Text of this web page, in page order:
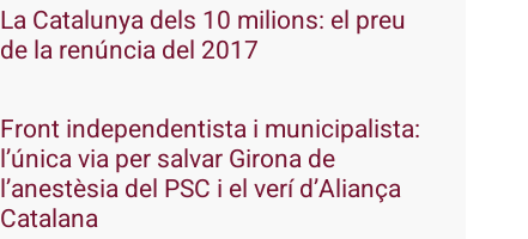
La Catalunya dels 10 milions: el preu
de la renúncia del 2017
Front independentista i municipalista:
l’única via per salvar Girona de
l’anestèsia del PSC i el verí d’Aliança
Catalana